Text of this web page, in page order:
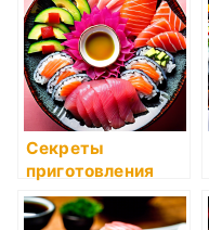
Секреты
приготовления
риса